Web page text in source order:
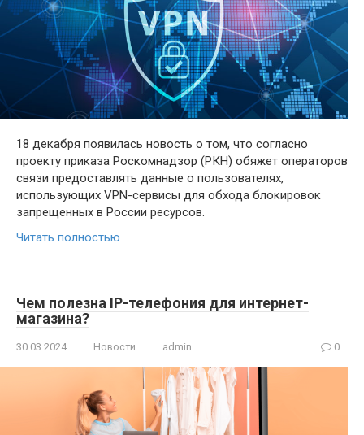
18 декабря появилась новость о том, что согласно
проекту приказа Роскомнадзор (РКН) обяжет операторов
связи предоставлять данные о пользователях,
использующих VPN-сервисы для обхода блокировок
запрещенных в России ресурсов.
Читать полностью
Чем полезна IP-телефония для интернет-
магазина?
30.03.2024 Новости admin 0